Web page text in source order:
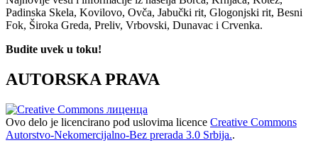
Padinska Skela, Kovilovo, Ovča, Jabučki rit, Glogonjski rit, Besni
Fok, Široka Greda, Preliv, Vrbovski, Dunavac i Crvenka.
Budite uvek u toku!
AUTORSKA PRAVA
Ovo delo je licencirano pod uslovima licence Creative Commons
Autorstvo-Nekomercijalno-Bez prerada 3.0 Srbija..